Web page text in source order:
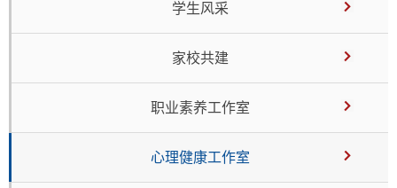
学生风采
家校共建
职业素养工作室
心理健康工作室